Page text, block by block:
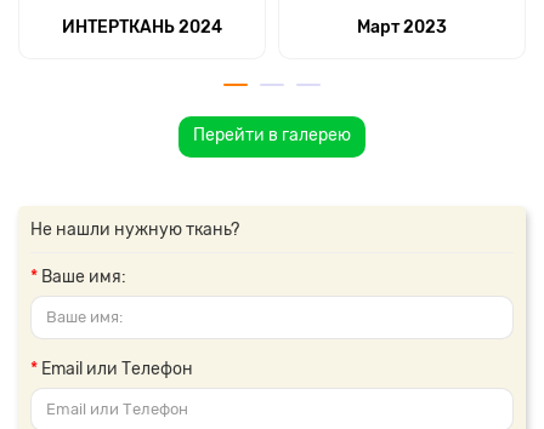
ИНТЕРТКАНЬ 2024 Март 2023
Перейти в галерею
Не нашли нужную ткань?
Ваше имя:
Email или Телефон